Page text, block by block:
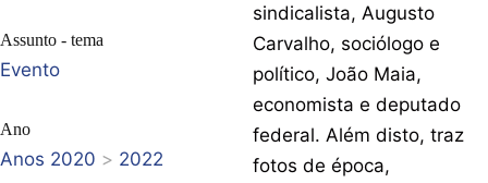
Assunto - tema
Evento
Ano
Anos 2020 > 2022
sindicalista, Augusto
Carvalho, sociólogo e
político, João Maia,
economista e deputado
federal. Além disto, traz
fotos de época,